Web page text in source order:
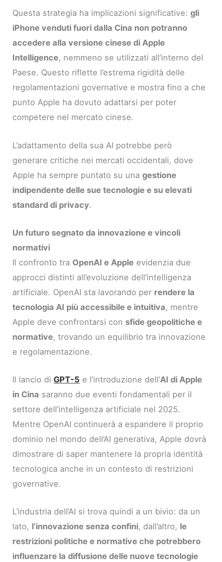
Questa strategia ha implicazioni significative:gli
iPhone venduti fuori dalla Cina non potranno
accedere alla versione cinese di Apple
Intelligence, nemmeno se utilizzati all’interno del
Paese. Questo riflette l’estrema rigidità delle
regolamentazioni governative e mostra fino a che
punto Apple ha dovuto adattarsi per poter
competere nel mercato cinese.
L’adattamento della sua AI potrebbe però
generare critiche nei mercati occidentali, dove
Apple ha sempre puntato su unagestione
indipendente delle sue tecnologie e su elevati
standard di privacy.
Un futuro segnato da innovazione e vincoli
normativi
Il confronto tra OpenAI e Apple evidenzia due
approcci distinti all’evoluzione dell’intelligenza
artificiale. OpenAI sta lavorando per rendere la
tecnologia AI più accessibile e intuitiva, mentre
Apple deve confrontarsi con sfide geopolitiche e
normative, trovando un equilibrio tra innovazione
e regolamentazione.
Il lancio diGPT-5 e l’introduzione dell’AI di Apple
in Cina saranno due eventi fondamentali per il
settore dell’intelligenza artificiale nel 2025.
Mentre OpenAI continuerà a espandere il proprio
dominio nel mondo dell’AI generativa, Apple dovrà
dimostrare di saper mantenere la propria identità
tecnologica anche in un contesto di restrizioni
governative.
L’industria dell’AI si trova quindi a un bivio: da un
lato, l’innovazione senza confini, dall’altro, le
restrizioni politiche e normative che potrebbero
influenzare la diffusione delle nuove tecnologie